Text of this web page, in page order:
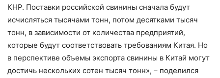
КНР. Поставки российской свинины сначала будут
исчисляться тысячами тонн, потом десятками тысяч
тонн, в зависимости от количества предприятий,
которые будут соответствовать требованиям Китая. Но
в перспективе объемы экспорта свинины в Китай могут
достичь нескольких сотен тысяч тонн», – поделился